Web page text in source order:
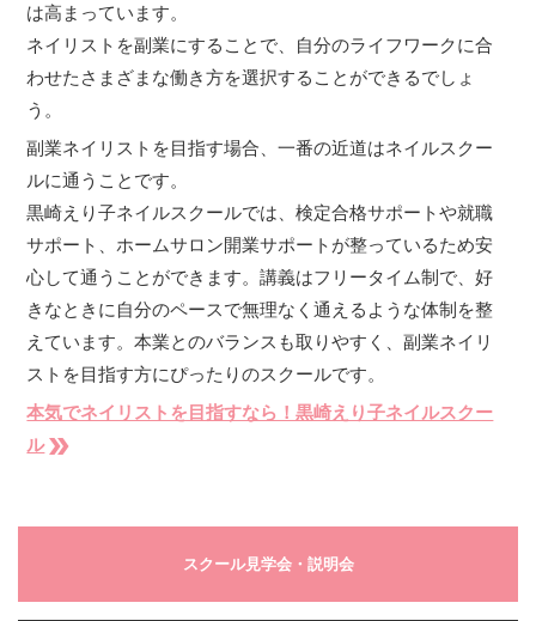
は高まっています。
ネイリストを副業にすることで、自分のライフワークに合
わせたさまざまな働き方を選択することができるでしょ
う。
副業ネイリストを目指す場合、一番の近道はネイルスクー
ルに通うことです。
黒崎えり子ネイルスクールでは、検定合格サポートや就職
サポート、ホームサロン開業サポートが整っているため安
心して通うことができます。講義はフリータイム制で、好
きなときに自分のペースで無理なく通えるような体制を整
えています。本業とのバランスも取りやすく、副業ネイリ
ストを目指す方にぴったりのスクールです。
本気でネイリストを目指すなら！黒崎えり子ネイルスクー
ルdouble_arrow
スクール見学会・説明会